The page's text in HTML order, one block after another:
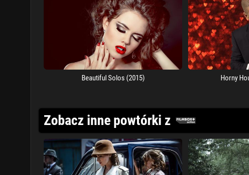
Beautiful Solos (2015) Horny
Zobacz inne powtórki z